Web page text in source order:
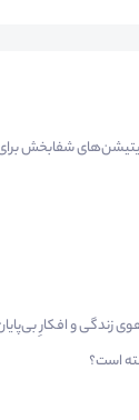
شفابخش
و افکارِ
است؟